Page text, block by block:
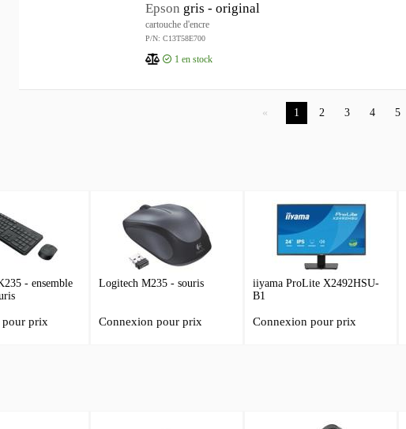
Epson gris - original
cartouche d'encre
P/N: C13T58E700
1 en stock
1 2 3 4 5
- ensemble
prix
Logitech M235 - souris
Connexion pour prix
iiyama ProLite X2492HSU-
B1
Connexion pour prix